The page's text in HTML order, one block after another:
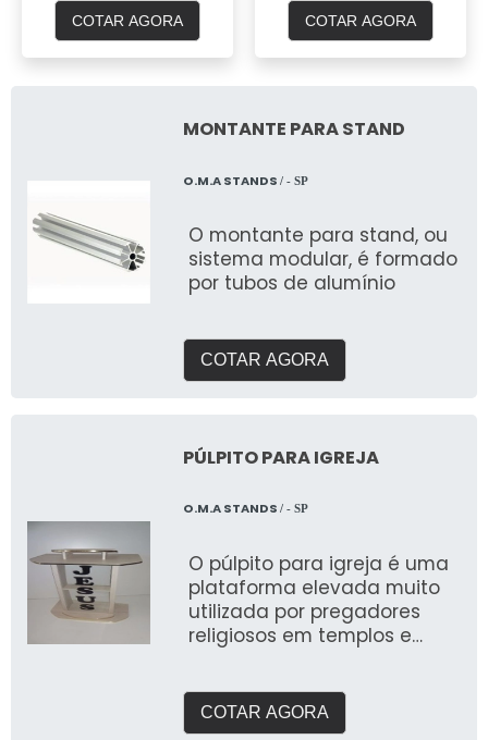
COTAR AGORA COTAR AGORA
MONTANTE PARA STAND
O.M.A STANDS / - SP
O montante para stand, ou
sistema modular, é formado
por tubos de alumínio
COTAR AGORA
PÚLPITO PARA IGREJA
O.M.A STANDS / - SP
O púlpito para igreja é uma
plataforma elevada muito
utilizada por pregadores
religiosos em templos e
COTAR AGORA